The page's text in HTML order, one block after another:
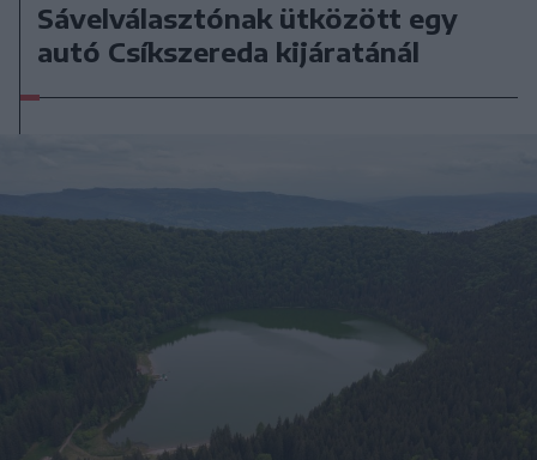
Sávelválasztónak ütközött egy
autó Csíkszereda kijáratánál